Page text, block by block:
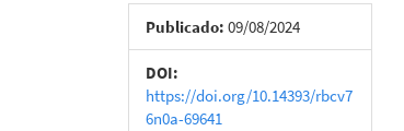
Publicado: 09/08/2024
DOI:
https://doi.org/10.14393/rbcv7
6n0a-69641